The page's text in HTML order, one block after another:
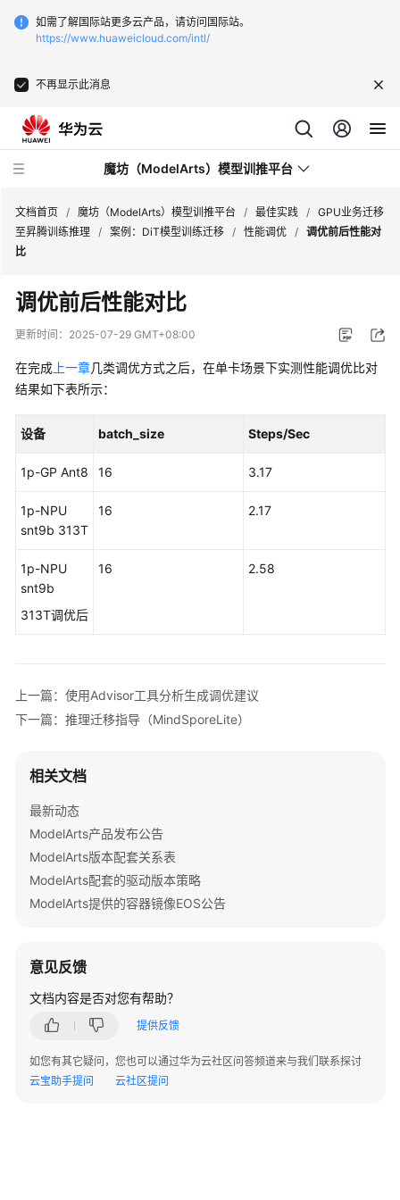
如需了解国际站更多云产品，请访问国际站。
https://www.huaweicloud.com/intl/
不再显示此消息
魔坊（ModelArts）模型训推平台
新
动
态
服
务
告
产
介
绍
计
费
说
速
门
数
据
准
备
型
开
模
训
推
理
文档首页 / 魔坊（ModelArts）模型训推平台 / 最佳实践 / GPU业务迁移
至昇腾训练推理 / 案例：DiT模型训练迁移 / 性能调优 / 调优前后性能对
比
调优前后性能对比
更新时间： 2025-07-29 GMT+08:00
在完成 上一章几类调优方式之后，在单卡场景下实测性能调优比对
结果如下表所示：
设备 batch_size Steps/Sec
1p-GP Ant8 16 3.17
1p-NPU
snt9b 313T
16 2.17
1p-NPU
snt9b
313T调优后
16 2.58
上一篇：使用Advisor工具分析生成调优建议
下一篇：推理迁移指导（MindSporeLite）
相关文档
最新动态
ModelArts产品发布公告
ModelArts版本配套关系表
ModelArts配套的驱动版本策略
ModelArts提供的容器镜像EOS公告
意见反馈
文档内容是否对您有帮助？
提供反馈
如您有其它疑问，您也可以通过华为云社区问答频道来与我们联系探讨
云宝助手提问
云社区提问